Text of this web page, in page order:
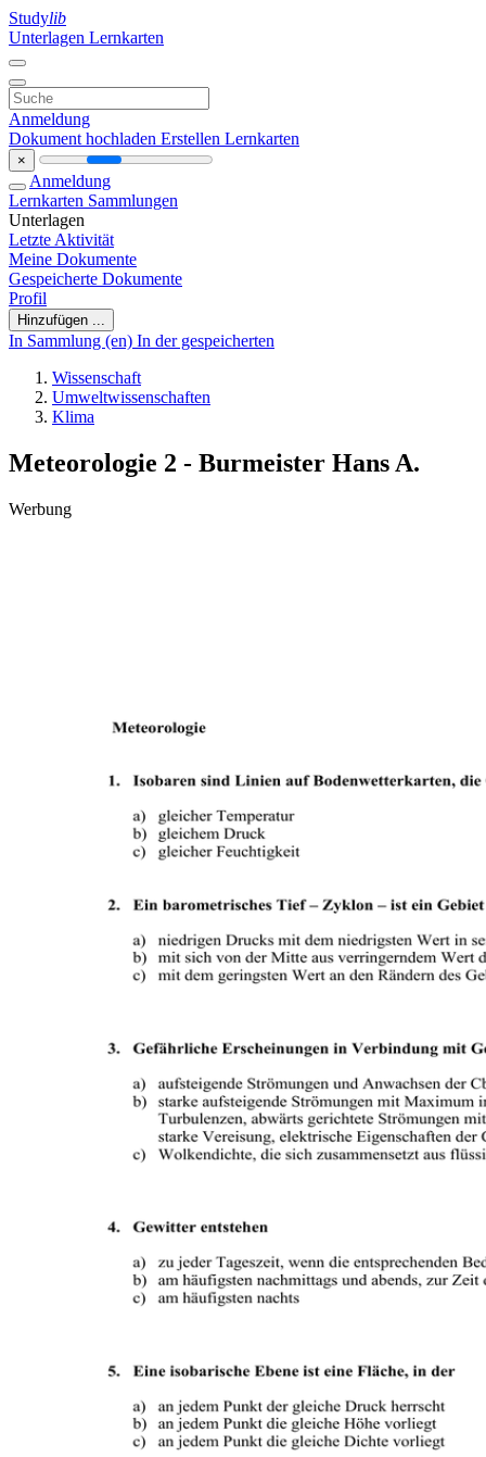
Studylib
Unterlagen Lernkarten
Anmeldung
Dokument hochladen Erstellen Lernkarten
×
Anmeldung
Lernkarten Sammlungen
Unterlagen
Letzte Aktivität
Meine Dokumente
Gespeicherte Dokumente
Profil
Hinzufügen ...
In Sammlung (en) In der gespeicherten
Wissenschaft
Umweltwissenschaften
Klima
Meteorologie 2 - Burmeister Hans A.
Werbung